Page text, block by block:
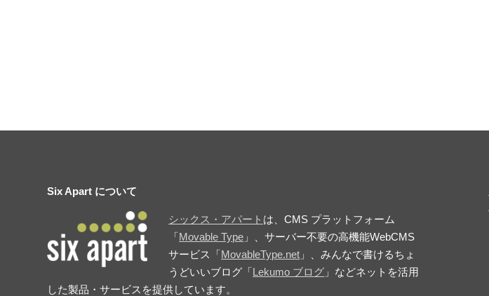
Six Apart について
シックス・アパート は、CMS プラットフォーム
「 Movable Type 」、サーバー不要の高機能WebCMS
サービス「 MovableType.net 」、みんなで書けるちょ
うどいいブログ「
Lekumo ブログ 」などネットを活用
した製品・サービスを提供しています。